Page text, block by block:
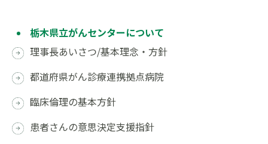
栃木県立がんセンターについて
理事長あいさつ/基本理念・方針
都道府県がん診療連携拠点病院
臨床倫理の基本方針
患者さんの意思決定支援指針